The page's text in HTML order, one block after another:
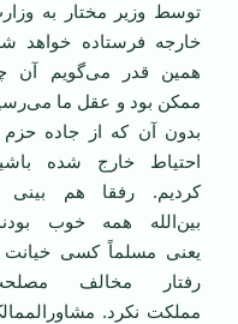
توسط وزیر مختار به
خارجه فرستاده خواهد
همین قدر می‌گویم آن
ممکن بود و عقل ما
بدون آن که از جاده
احتیاط خارج شده
کردیم. رفقا هم بینی
بین‌الله همه خوب
یعنی مسلماً کسی خیانت
رفتار مخالف
مملکت نکرد.